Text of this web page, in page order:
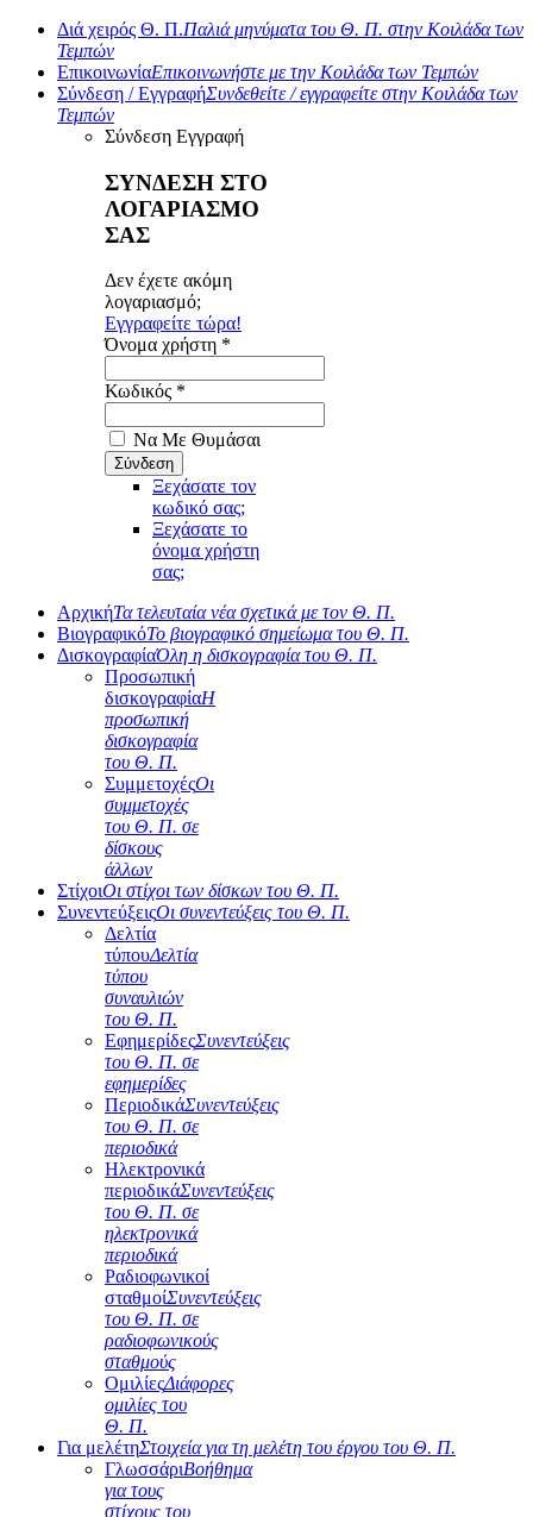
Διά χειρός Θ. Π.Παλιά μηνύματα του Θ. Π. στην Κοιλάδα των
Τεμπών
ΕπικοινωνίαΕπικοινωνήστε με την Κοιλάδα των Τεμπών
Σύνδεση / ΕγγραφήΣυνδεθείτε / εγγραφείτε στην Κοιλάδα των
Τεμπών
Σύνδεση Εγγραφή
ΣΥΝΔΕΣΗ ΣΤΟ
ΛΟΓΑΡΙΑΣΜΟ
ΣΑΣ
Δεν έχετε ακόμη
λογαριασμό;
Εγγραφείτε τώρα!
Όνομα χρήστη *
Κωδικός *
Να Με Θυμάσαι
Ξεχάσατε τον
κωδικό σας;
Ξεχάσατε το
όνομα χρήστη
σας;
ΑρχικήΤα τελευταία νέα σχετικά με τον Θ. Π.
ΒιογραφικόΤο βιογραφικό σημείωμα του Θ. Π.
ΔισκογραφίαΌλη η δισκογραφία του Θ. Π.
Προσωπική
δισκογραφίαΗ
προσωπική
δισκογραφία
του Θ. Π.
ΣυμμετοχέςΟι
συμμετοχές
του Θ. Π. σε
δίσκους
άλλων
ΣτίχοιΟι στίχοι των δίσκων του Θ. Π.
ΣυνεντεύξειςΟι συνεντεύξεις του Θ. Π.
Δελτία
τύπουΔελτία
τύπου
συναυλιών
του Θ. Π.
ΕφημερίδεςΣυνεντεύξεις
του Θ. Π. σε
εφημερίδες
ΠεριοδικάΣυνεντεύξεις
του Θ. Π. σε
περιοδικά
Ηλεκτρονικά
περιοδικάΣυνεντεύξεις
του Θ. Π. σε
ηλεκτρονικά
περιοδικά
Ραδιοφωνικοί
σταθμοίΣυνεντεύξεις
του Θ. Π. σε
ραδιοφωνικούς
σταθμούς
ΟμιλίεςΔιάφορες
ομιλίες του
Θ. Π.
Για μελέτηΣτοιχεία για τη μελέτη του έργου του Θ. Π.
ΓλωσσάριΒοήθημα
για τους
στίχους του